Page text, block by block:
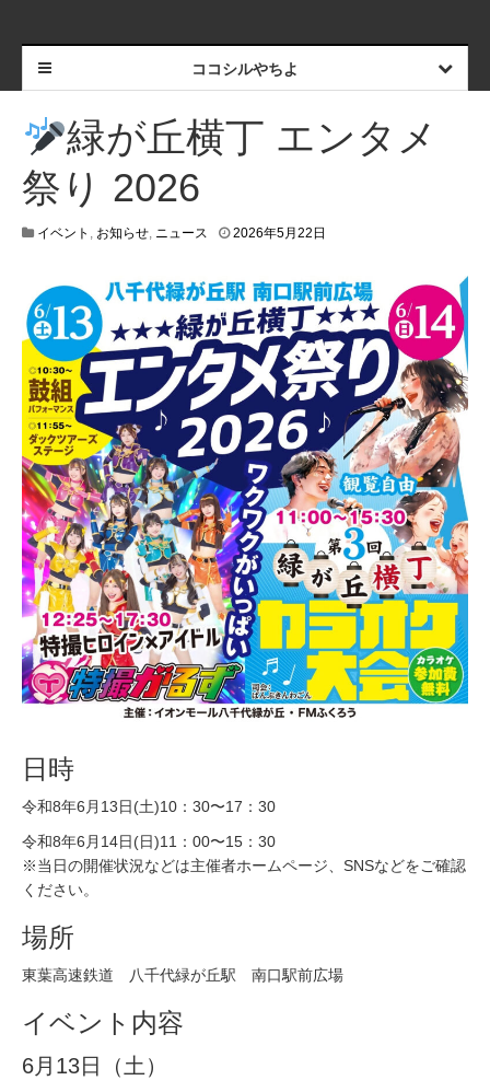
ココシルやちよ
緑が丘横丁 エンタメ
祭り 2026
イベント , お知らせ, ニュース 2026年5月22日
6
年
5
月
2
1
日
日時
令和8年6月13日(土)10：30〜17：30
令和8年6月14日(日)11：00〜15：30
※当日の開催状況などは主催者ホームページ、SNSなどをご確認
ください。
場所
東葉高速鉄道 八千代緑が丘駅 南口駅前広場
イベント内容
6月13日（土）